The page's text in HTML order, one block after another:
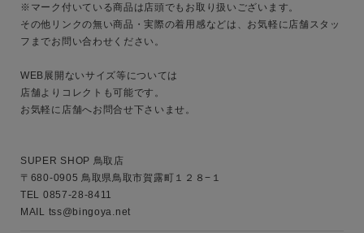
※マーク付いている商品は店頭でもお取り扱いございます。
その他リンクの無い商品・実際の着用感などは、お気軽に店舗スタッ
フまでお問い合わせください。
WEB展開ないサイズ等については
店舗よりコレクトも可能です。
お気軽に店舗へお問合せ下さいませ。
SUPER SHOP 鳥取店
〒680-0905 鳥取県鳥取市賀露町１２８−１
TEL 0857-28-8411
MAIL tss@bingoya.net